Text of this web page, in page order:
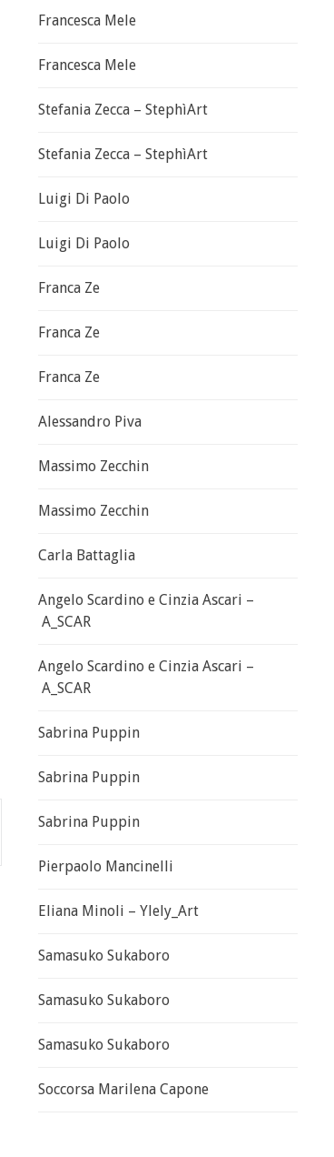
Francesca Mele
Francesca Mele
Stefania Zecca – StephìArt
Stefania Zecca – StephìArt
Luigi Di Paolo
Luigi Di Paolo
Franca Ze
Franca Ze
Franca Ze
Alessandro Piva
Massimo Zecchin
Massimo Zecchin
Carla Battaglia
Angelo Scardino e Cinzia Ascari –
A_SCAR
Angelo Scardino e Cinzia Ascari –
A_SCAR
Sabrina Puppin
Sabrina Puppin
Sabrina Puppin
Pierpaolo Mancinelli
Eliana Minoli – Ylely_Art
Samasuko Sukaboro
Samasuko Sukaboro
Samasuko Sukaboro
Soccorsa Marilena Capone